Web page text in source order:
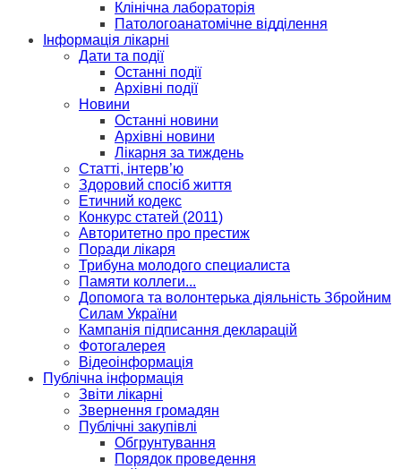
Клінічна лабораторія
Патологоанатомічне відділення
Інформація лікарні
Дати та події
Останні події
Архівні події
Новини
Останні новини
Архівні новини
Лікарня за тиждень
Статті, інтерв’ю
Здоровий спосіб життя
Етичний кодекс
Конкурс статей (2011)
Авторитетно про престиж
Поради лікаря
Трибуна молодого специалиста
Памяти коллеги...
Допомога та волонтерька діяльність Збройним
Силам України
Кампанія підписання декларацій
Фотогалерея
Відеоінформація
Публічна інформація
Звіти лікарні
Звернення громадян
Публічні закупівлі
Обгрунтування
Порядок проведення